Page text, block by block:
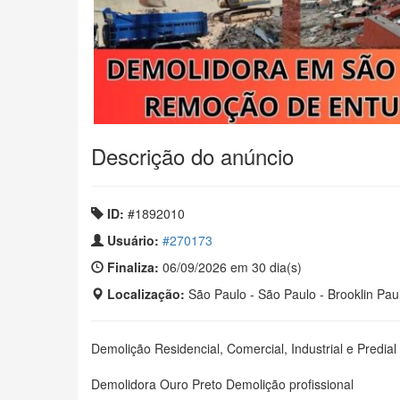
Descrição do anúncio
ID: #1892010
Usuário: #270173
Finaliza: 06/09/2026 em 30 dia(s)
Localização: São Paulo - São Paulo - Brooklin
Demolição Residencial, Comercial, Industrial e Predial
Demolidora Ouro Preto Demolição profissional